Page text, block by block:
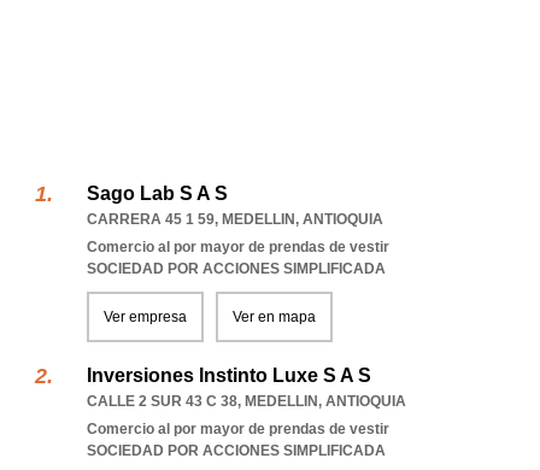
Sago Lab S A S
CARRERA 45 1 59, MEDELLIN, ANTIOQUIA
Comercio al por mayor de prendas de vestir
SOCIEDAD POR ACCIONES SIMPLIFICADA
Ver empresa Ver en mapa
Inversiones Instinto Luxe S A S
CALLE 2 SUR 43 C 38, MEDELLIN, ANTIOQUIA
Comercio al por mayor de prendas de vestir
SOCIEDAD POR ACCIONES SIMPLIFICADA